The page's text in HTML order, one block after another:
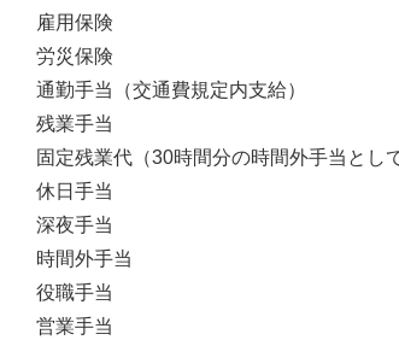
雇用保険
労災保険
通勤手当（交通費規定内支給）
残業手当
固定残業代（30時間分の時間外手当とし
休日手当
深夜手当
時間外手当
役職手当
営業手当